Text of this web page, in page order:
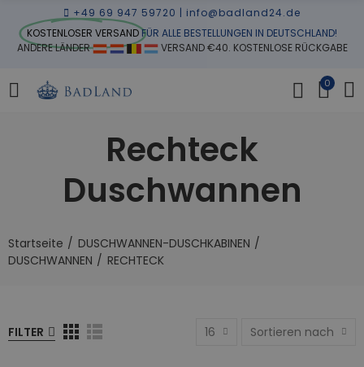
+49 69 947 59720 | info@badland24.de
KOSTENLOSER VERSANDFÜR ALLE BESTELLUNGEN IN DEUTSCHLAND!
ANDERE LÄNDER
VERSAND €40. KOSTENLOSE RÜCKGABE
0
Rechteck
Duschwannen
Startseite
DUSCHWANNEN-DUSCHKABINEN
DUSCHWANNEN
RECHTECK
FILTER 16 Sortieren nach